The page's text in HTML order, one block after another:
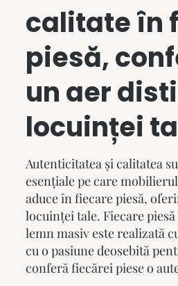
calitate în
piesă,
un aer
locuinței
Autenticitatea și calitatea
esențiale pe care
aduce în fiecare piesă,
locuinței tale. Fiecare piesă
lemn masiveste realizată
cu o pasiune deosebită
conferă fiecărei piese o